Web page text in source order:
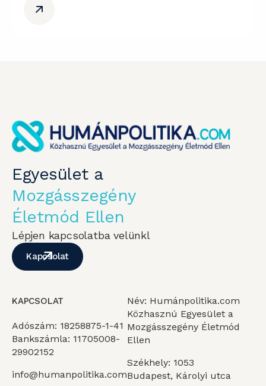
Egyesület a
Mozgásszegény
Életmód Ellen
Lépjen kapcsolatba velünkl
Kapcsolat
KAPCSOLAT
Adószám: 18258875-1-41
Bankszámla: 11705008-
29902152
info@humanpolitika.com
Név: Humánpolitika.com
Közhasznú Egyesület a
Mozgásszegény Életmód
Ellen
Székhely: 1053
Budapest, Károlyi utca